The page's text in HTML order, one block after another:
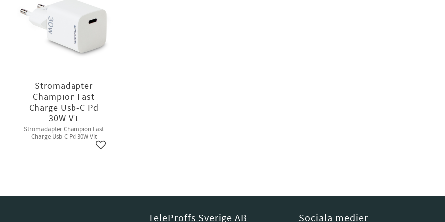
Strömadapter
Champion Fast
Charge Usb-C Pd
30W Vit
Strömadapter Champion Fast
Charge Usb-C Pd 30W Vit
Lägg till i favoriter
TeleProffs Sverige AB Sociala medier